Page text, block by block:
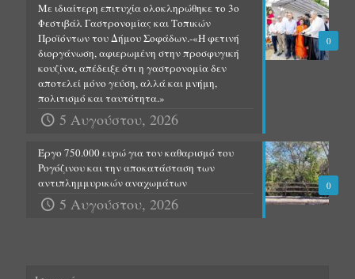
0
Με ιδιαίτερη επιτυχία ολοκληρώθηκε το 3ο
Φεστιβάλ Γαστρονομίας και Τοπικών
Προϊόντων του Δήμου Σοφάδων.-«Η φετινή
διοργάνωση, αφιερωμένη στην προσφυγική
κουζίνα, απέδειξε ότι η γαστρονομία δεν
αποτελεί μόνο γεύση, αλλά και μνήμη,
πολιτισμό και ταυτότητα.»
5 Αυγούστου, 2026
0
Έργο 750.000 ευρώ για τον καθαρισμό του
Ρογόζινου και την αποκατάσταση των
αντιπλημμυρικών αναχωμάτων
5 Αυγούστου, 2026